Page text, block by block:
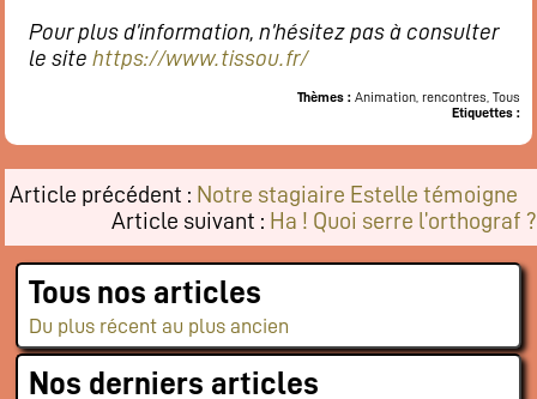
Pour plus d’information, n’hésitez pas à consulter
le site https://www.tissou.fr/
Thèmes : Animation, rencontres, Tous
Etiquettes :
Article précédent : Notre stagiaire Estelle témoigne
Article suivant : Ha ! Quoi serre l’orthograf ?
Tous nos articles
Du plus récent au plus ancien
Nos derniers articles